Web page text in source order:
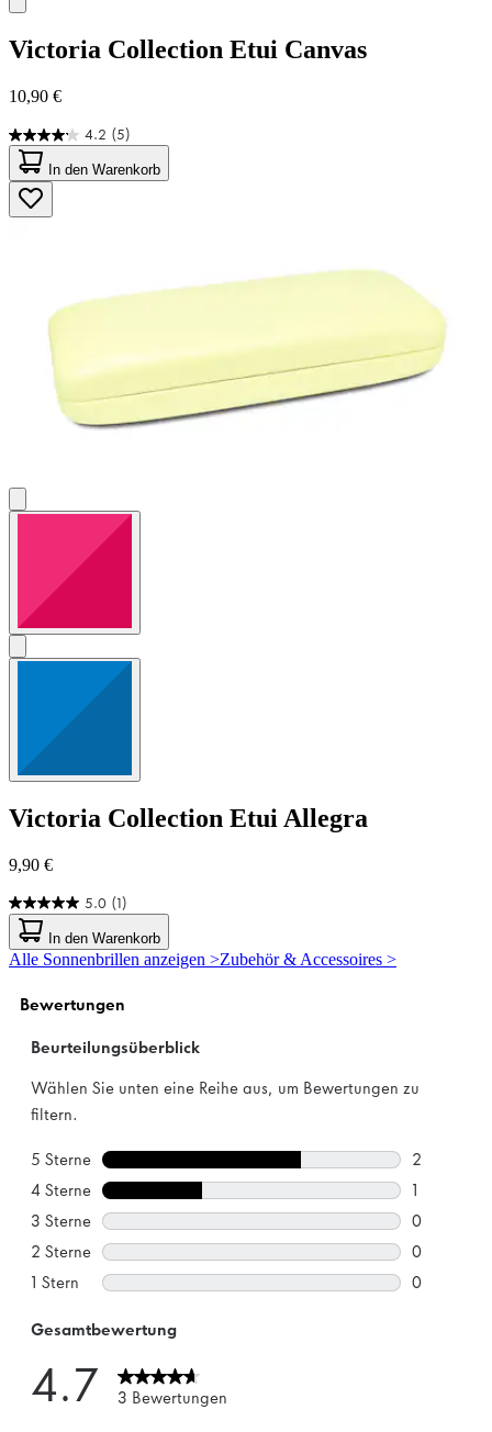
Victoria Collection Etui Canvas
10,90 €
4.2 (5)
4.2
von
5
Sternen.
5
In den Warenkorb
Victoria Collection Etui Allegra
9,90 €
5.0 (1)
5.0
von
5
Sternen.
Bewertung
In den Warenkorb
Alle Sonnenbrillen anzeigen >Zubehör & Accessoires >